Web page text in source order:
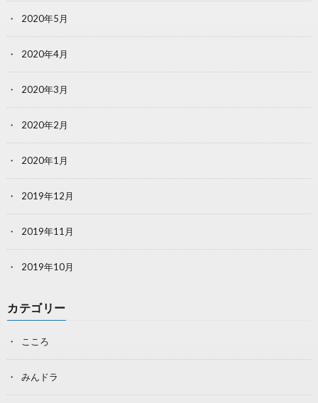
2020年5月
2020年4月
2020年3月
2020年2月
2020年1月
2019年12月
2019年11月
2019年10月
カテゴリー
こころ
みんドラ